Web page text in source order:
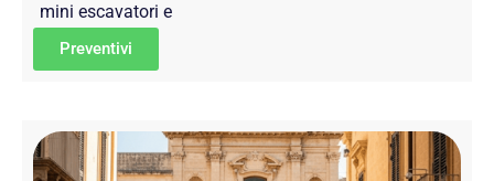
mini escavatori e
Preventivi